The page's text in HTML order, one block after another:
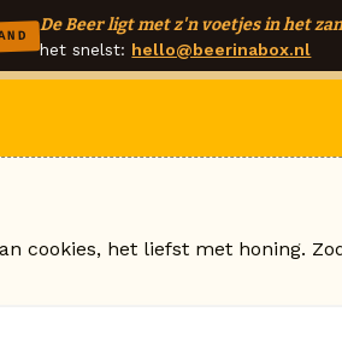
De Beer ligt met z'n voetjes in het
het snelst: hello@beerinabox.nl
cookies, het liefst met honing.